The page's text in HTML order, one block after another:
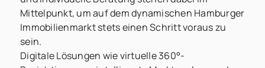
Mittelpunkt, um auf dem dynamischen Hamburger
Immobilienmarkt stets einen Schritt voraus zu
sein.
Digitale Lösungen wie virtuelle 360°-